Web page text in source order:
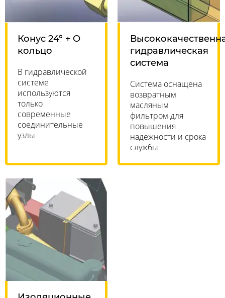
Конус 24° + O
кольцо
В гидравлической
системе
используются
только
современные
соединительные
узлы
гидравлическая
система
Система оснащена
возвратным
масляным
фильтром для
повышения
надежности и срока
службы